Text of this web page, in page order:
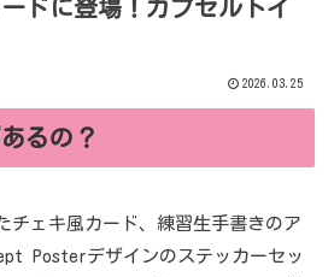
ドに登場！カプセルトイ
2026.03.25
るの？
チェキ風カード、練習生手書きのア
Posterデザインのステッカーセッ